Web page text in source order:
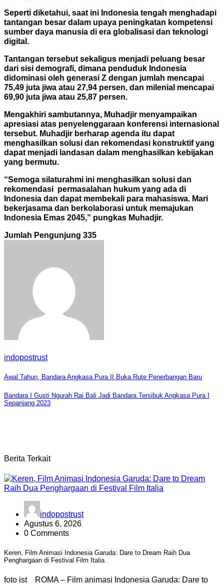
Seperti diketahui, saat ini Indonesia tengah menghadapi
tantangan besar dalam upaya peningkatan kompetensi
sumber daya manusia di era globalisasi dan teknologi
digital.
Tantangan tersebut sekaligus menjadi peluang besar
dari sisi demografi, dimana penduduk Indonesia
didominasi oleh generasi Z dengan jumlah mencapai
75,49 juta jiwa atau 27,94 persen, dan milenial mencapai
69,90 juta jiwa atau 25,87 persen.
Mengakhiri sambutannya, Muhadjir menyampaikan
apresiasi atas penyelenggaraan konferensi internasional
tersebut. Muhadjir berharap agenda itu dapat
menghasilkan solusi dan rekomendasi konstruktif yang
dapat menjadi landasan dalam menghasilkan kebijakan
yang bermutu.
“Semoga silaturahmi ini menghasilkan solusi dan
rekomendasi permasalahan hukum yang ada di
Indonesia dan dapat membekali para mahasiswa. Mari
bekerjasama dan berkolaborasi untuk memajukan
Indonesia Emas 2045,” pungkas Muhadjir.
Jumlah Pengunjung 335
indopostrust
Navigasi
pos
Awal Tahun, Bandara Angkasa Pura II Buka Rute Penerbangan Baru
Bandara I Gusti Ngurah Rai Bali Jadi Bandara Tersibuk Angkasa Pura I
Sepanjang 2023
Berita Terkait
indopostrust
Agustus 6, 2026
0 Comments
Keren, Film Animasi Indonesia Garuda: Dare to Dream Raih Dua
Penghargaan di Festival Film Italia
foto ist ROMA – Film animasi Indonesia Garuda: Dare to